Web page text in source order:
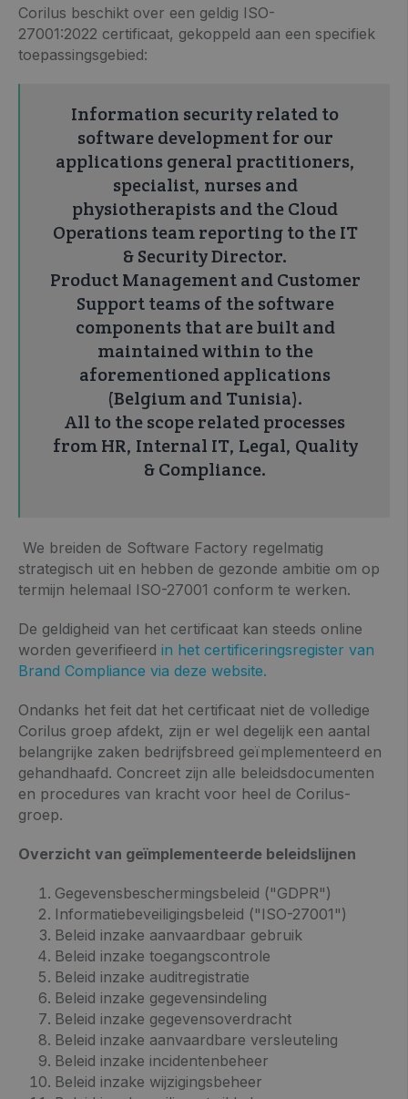
Corilus beschikt over een geldig ISO-
27001:2022 certificaat, gekoppeld aan een specifiek
toepassingsgebied:
Information security related to
software development for our
applications general practitioners,
specialist, nurses and
physiotherapists and the Cloud
Operations team reporting to the IT
& Security Director.
Product Management and Customer
Support teams of the software
components that are built and
maintained within to the
aforementioned applications
(Belgium and Tunisia).
All to the scope related processes
from HR, Internal IT, Legal, Quality
& Compliance.
We breiden de Software Factory regelmatig
strategisch uit en hebben de gezonde ambitie om op
termijn helemaal ISO-27001 conform te werken.
De geldigheid van het certificaat kan steeds online
worden geverifieerd in het certificeringsregister van
Brand Compliance via deze website.
Ondanks het feit dat het certificaat niet de volledige
Corilus groep afdekt, zijn er wel degelijk een aantal
belangrijke zaken bedrijfsbreed geïmplementeerd en
gehandhaafd. Concreet zijn alle beleidsdocumenten
en procedures van kracht voor heel de Corilus-
groep.
Overzicht van geïmplementeerde beleidslijnen
Gegevensbeschermingsbeleid ("GDPR")
Informatiebeveiligingsbeleid ("ISO-27001")
Beleid inzake aanvaardbaar gebruik
Beleid inzake toegangscontrole
Beleid inzake auditregistratie
Beleid inzake gegevensindeling
Beleid inzake gegevensoverdracht
Beleid inzake aanvaardbare versleuteling
Beleid inzake incidentenbeheer
Beleid inzake wijzigingsbeheer